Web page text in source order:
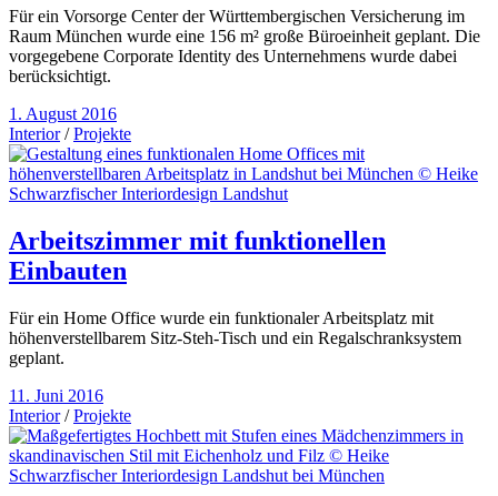
Für ein Vorsorge Center der Württembergischen Versicherung im
Raum München wurde eine 156 m² große Büroeinheit geplant. Die
vorgegebene Corporate Identity des Unternehmens wurde dabei
berücksichtigt.
1. August 2016
Interior/Projekte
Arbeitszimmer mit funktionellen
Einbauten
Für ein Home Office wurde ein funktionaler Arbeitsplatz mit
höhenverstellbarem Sitz-Steh-Tisch und ein Regalschranksystem
geplant.
11. Juni 2016
Interior/Projekte